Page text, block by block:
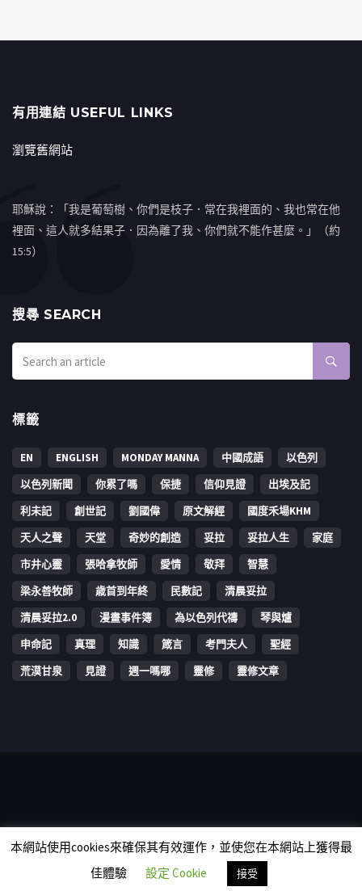
有用連結 USEFUL LINKS
瀏覽舊網站
耶穌說：「我是葡萄樹、你們是枝子．常在我裡面的、我也常在他
裡面、這人就多結果子．因為離了我、你們就不能作甚麼。」（約
15:5）
搜㝷 SEARCH
標籤
EN ENGLISH MONDAY MANNA 中國成語
以色列
以色列新聞
你累了嗎 保捷 信仰見證
出埃及記
利未記
創世記 劉國偉 原文解經
國度禾場KHM
天人之聲
天堂 奇妙的創造 妥拉 妥拉人生
家庭
市井心靈
張哈拿牧師 愛情 敬拜
智慧
梁永善牧師
歳首到年終 民數記
清晨妥拉
清晨妥拉2.0
漫畫事件簿 為以色列代禱
琴與爐
申命記
真理 知識 箴言 考門夫人
聖經
荒漠甘泉
見證 週一嗎哪 靈修 靈修文章
rights reserved.
本網站使用cookies來確保其有效運作，並使您在本網站上獲得最
佳體驗
設定 Cookie 接受